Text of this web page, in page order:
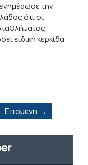
την
ότι οι
ειδική κερκίδα
Επόμενη →